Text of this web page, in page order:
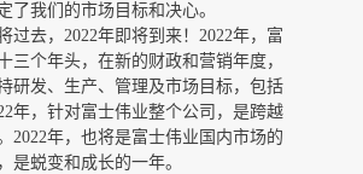
了我们的市场目标和决心。
过去，2022年即将到来！2022年，富
三个年头，在新的财政和营销年度，
研发、生产、管理及市场目标，包括
年，针对富士伟业整个公司，是跨越
2022年，也将是富士伟业国内市场的
是蜕变和成长的一年。